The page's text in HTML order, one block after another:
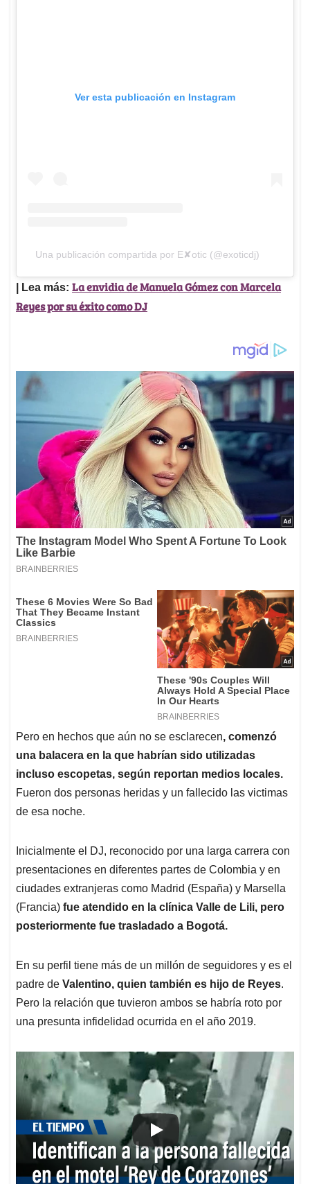
Una publicación compartida por E✘otic (@exoticdj)
| Lea más: La envidia de Manuela Gómez con Marcela
Reyes por su éxito como DJ
Pero en hechos que aún no se esclarecen , comenzó
una balacera en la que habrían sido utilizadas
Fueron dos personas heridas y un fallecido las victimas
de esa noche.
Inicialmente el DJ, reconocido por una larga carrera con
ciudades extranjeras como Madrid (España) y Marsella
(Francia) fue atendido en la clínica Valle de Lili, pero
posteriormente fue trasladado a Bogotá.
En su perfil tiene más de un millón de seguidores y es el
padre deValentino, quien también es hijo de Reyes.
Pero la relación que tuvieron ambos se habría roto por